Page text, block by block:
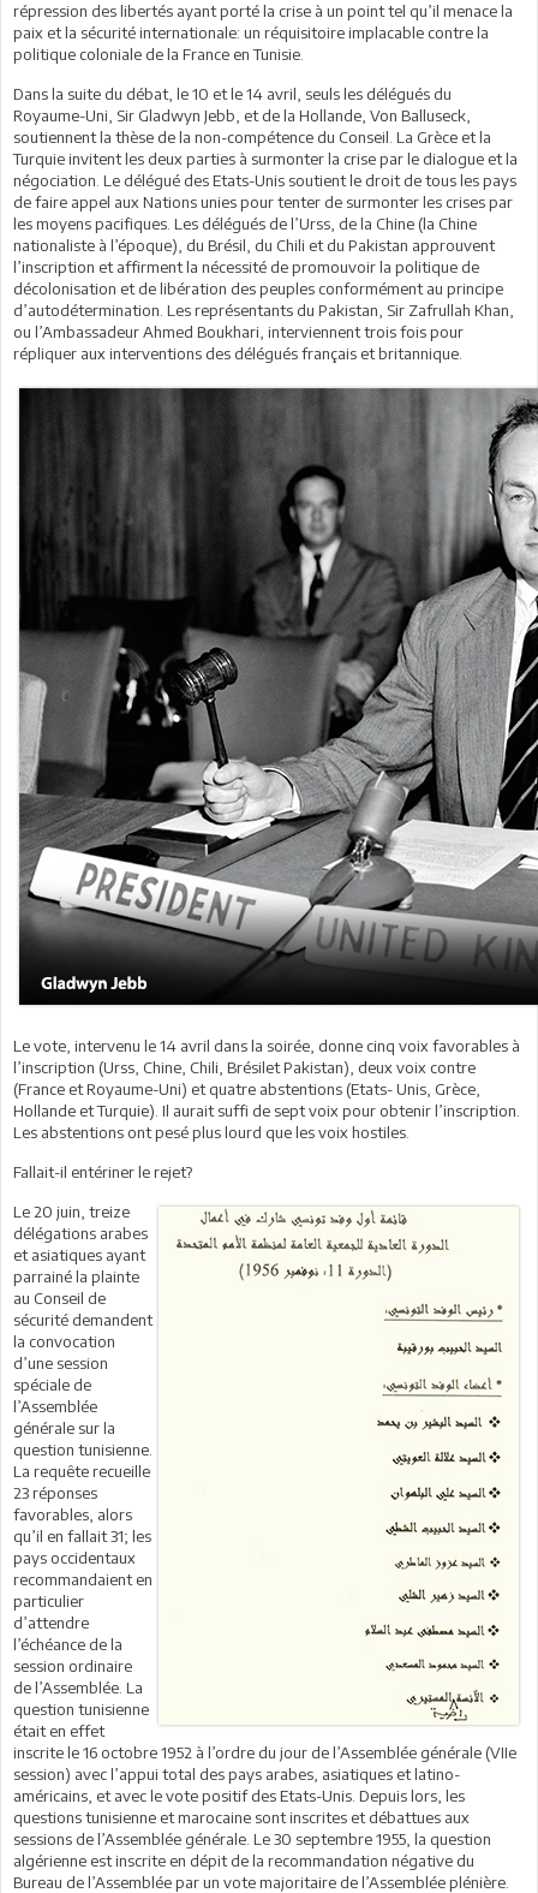
répression des libertés ayant porté la crise à un point tel qu’il menace la
paix et la sécurité internationale: un réquisitoire implacable contre la
politique coloniale de la France en Tunisie.
Dans la suite du débat, le 10 et le 14 avril, seuls les délégués du
Royaume-Uni, Sir Gladwyn Jebb, et de la Hollande, Von Balluseck,
soutiennent la thèse de la non-compétence du Conseil. La Grèce et la
Turquie invitent les deux parties à surmonter la crise par le dialogue et la
négociation. Le délégué des Etats-Unis soutient le droit de tous les pays
de faire appel aux Nations unies pour tenter de surmonter les crises par
les moyens pacifiques. Les délégués de l’Urss, de la Chine (la Chine
nationaliste à l’époque), du Brésil, du Chili et du Pakistan approuvent
l’inscription et affirment la nécessité de promouvoir la politique de
décolonisation et de libération des peuples conformément au principe
d’autodétermination. Les représentants du Pakistan, Sir Zafrullah Khan,
ou l’Ambassadeur Ahmed Boukhari, interviennent trois fois pour
répliquer aux interventions des délégués français et britannique.
Le vote, intervenu le 14 avril dans la soirée, donne cinq voix favorables à
l’inscription (Urss, Chine, Chili, Brésilet Pakistan), deux voix contre
(France et Royaume-Uni) et quatre abstentions (Etats- Unis, Grèce,
Hollande et Turquie). Il aurait suffi de sept voix pour obtenir l’inscription.
Les abstentions ont pesé plus lourd que les voix hostiles.
Fallait-il entériner le rejet?
Le 20 juin, treize
délégations arabes
et asiatiques ayant
parrainé la plainte
au Conseil de
sécurité demandent
la convocation
d’une session
spéciale de
l’Assemblée
générale sur la
question tunisienne.
La requête recueille
23 réponses
favorables, alors
qu’il en fallait 31; les
pays occidentaux
recommandaient en
particulier
d’attendre
l’échéance de la
session ordinaire
de l’Assemblée. La
question tunisienne
était en effet
inscrite le 16 octobre 1952 à l’ordre du jour de l’Assemblée générale (VIIe
session) avec l’appui total des pays arabes, asiatiques et latino-
américains, et avec le vote positif des Etats-Unis. Depuis lors, les
questions tunisienne et marocaine sont inscrites et débattues aux
sessions de l’Assemblée générale. Le 30 septembre 1955, la question
algérienne est inscrite en dépit de la recommandation négative du
Bureau de l’Assemblée par un vote majoritaire de l’Assemblée plénière.